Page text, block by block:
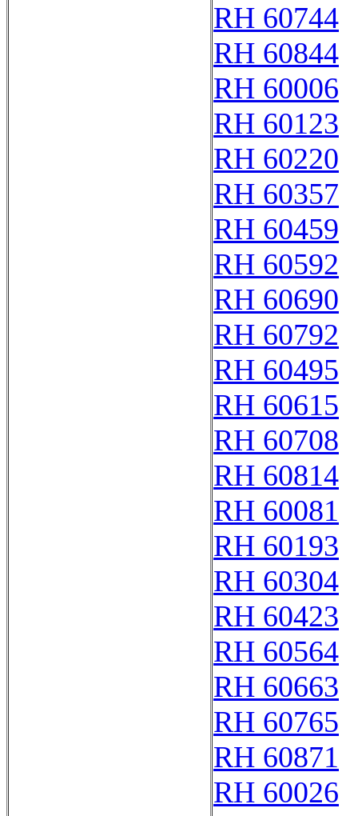
RH 60744
RH 60844
RH 60006
RH 60123
RH 60220
RH 60357
RH 60459
RH 60592
RH 60690
RH 60792
RH 60495
RH 60615
RH 60708
RH 60814
RH 60081
RH 60193
RH 60304
RH 60423
RH 60564
RH 60663
RH 60765
RH 60871
RH 60026